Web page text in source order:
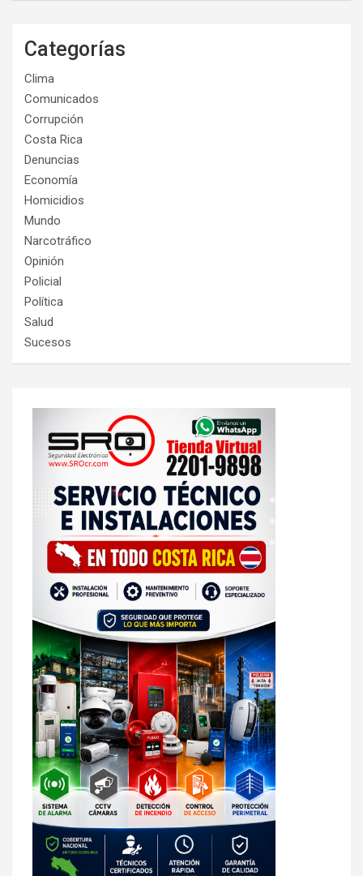
Categorías
Clima
Comunicados
Corrupción
Costa Rica
Denuncias
Economía
Homicidios
Mundo
Narcotráfico
Opinión
Policial
Política
Salud
Sucesos